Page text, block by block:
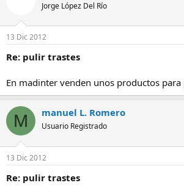
Jorge López Del Río
13 Dic 2012
Re: pulir trastes
En madinter venden unos productos
M manuel L. Romero
Usuario Registrado
13 Dic 2012
Re: pulir trastes